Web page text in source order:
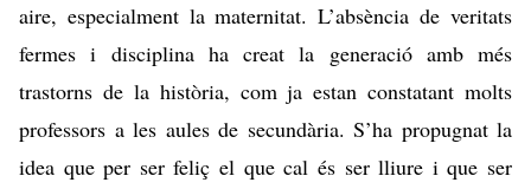
aire, especialment la maternitat. L’absència de veritats
fermes i disciplina ha creat la generació amb més
trastorns de la història, com ja estan constatant molts
professors a les aules de secundària. S’ha propugnat la
idea que per ser feliç el que cal és ser lliure i que ser